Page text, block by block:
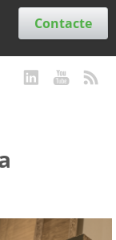
Contacte